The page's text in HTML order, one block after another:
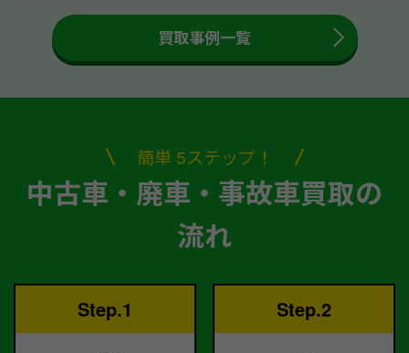
買取事例一覧
簡単 5ステップ！
中古車・廃車・事故車買取の
流れ
Step.1 Step.2